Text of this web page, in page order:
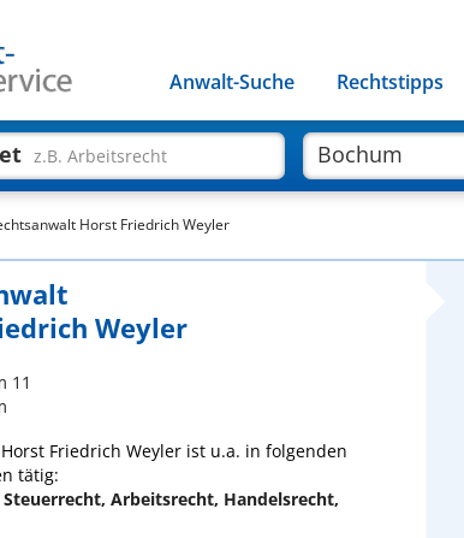
Anwalt-Suche Rechtstipps
z.B. Arbeitsrecht
Horst Friedrich Weyler
Weyler
11
Friedrich Weyler ist u.a. in folgenden
tätig:
Steuerrecht, Arbeitsrecht, Handelsrecht,